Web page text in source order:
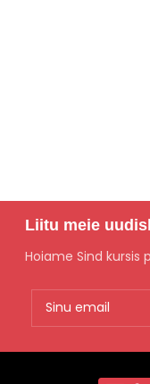
Liitu meie
Hoiame Sind